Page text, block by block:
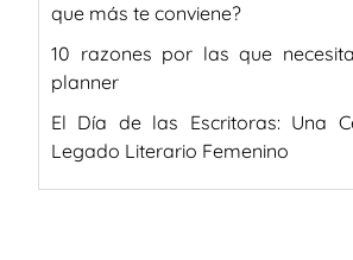
que más te conviene?
10 razones por las que
planner
El Día de las Escritoras: Una
Legado Literario Femenino